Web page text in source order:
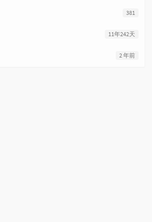
381
11年242天
2 年前